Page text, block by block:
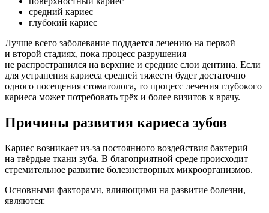
средний кариес
глубокий кариес
Лучше всего заболевание поддается лечению на первой
и второй стадиях, пока процесс разрушения
не распространился на верхние и средние слои дентина. Если
для устранения кариеса средней тяжести будет достаточно
одного посещения стоматолога, то процесс лечения глубокого
кариеса может потребовать трёх и более визитов к врачу.
Причины развития кариеса зубов
Кариес возникает из-за постоянного воздействия бактерий
на твёрдые ткани зуба. В благоприятной среде происходит
стремительное развитие болезнетворных микроорганизмов.
Основными факторами, влияющими на развитие болезни,
являются: